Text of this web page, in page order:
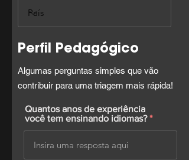
Perfil Pedagógico
Algumas perguntas simples que vão
contribuir para uma triagem mais rápida!
Quantos anos de experiência
você tem ensinando idiomas?